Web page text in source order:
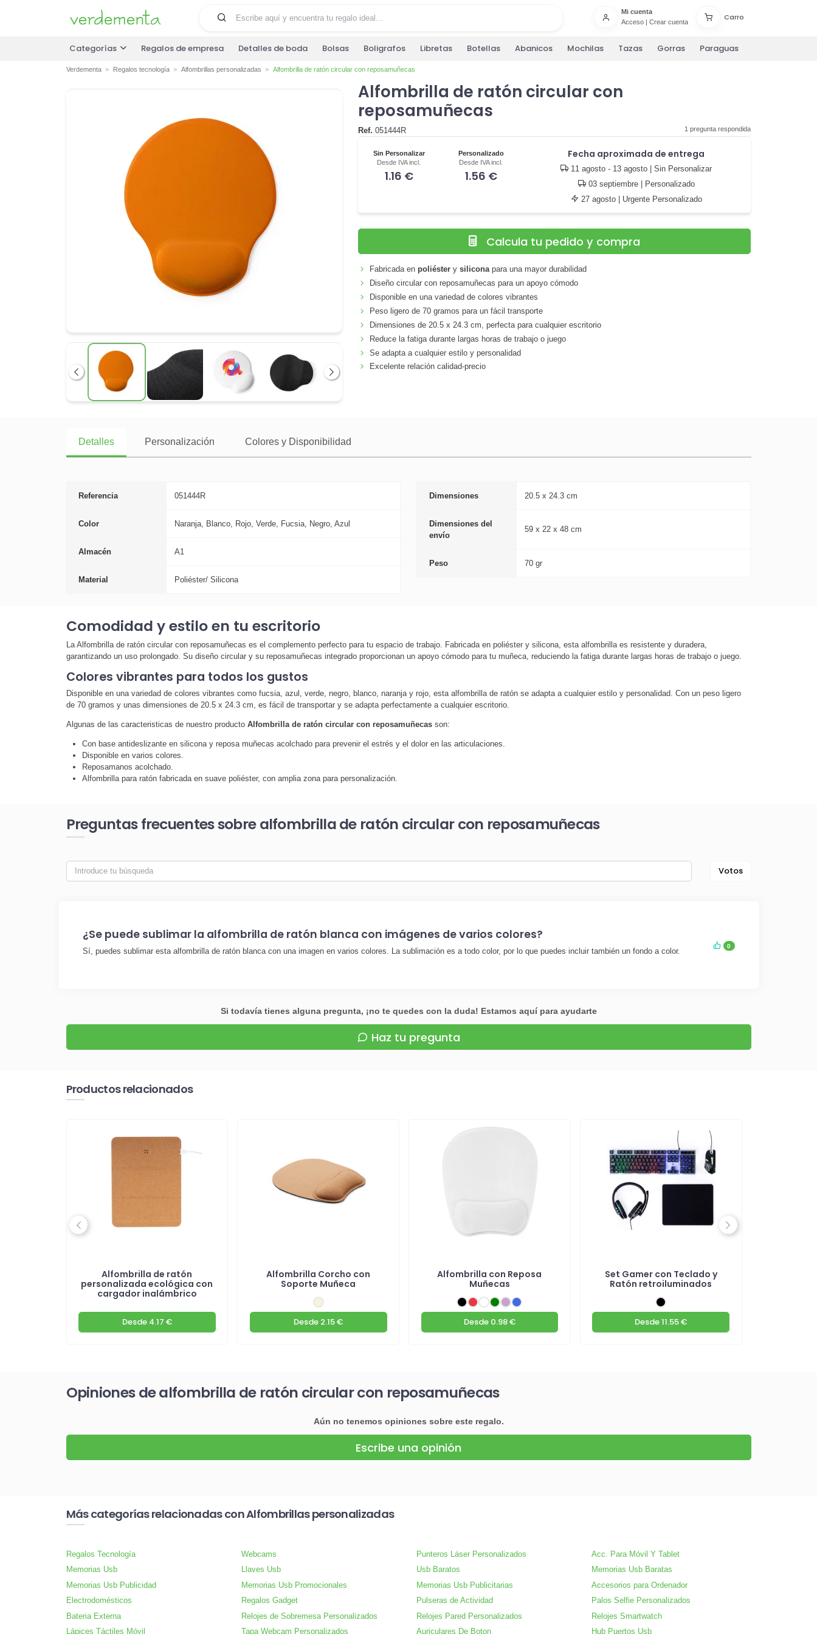
Mi cuenta
Acceso| Crear cuenta
Carro
Categorías Regalos de empresa Detalles de boda Bolsas Boligrafos Libretas Botellas Abanicos Mochilas Tazas Gorras Paraguas
Verdementa Regalos tecnología Alfombrillas personalizadas Alfombrilla de ratón circular con reposamuñecas
Anterior Siguiente
Alfombrilla de ratón circular con
reposamuñecas
Ref. 051444R 1 pregunta respondida
Sin Personalizar
Desde IVA incl.
1.16 €
Personalizado
Desde IVA incl.
1.56 €
Fecha aproximada de entrega
11 agosto - 13 agosto | Sin Personalizar
03 septiembre| Personalizado
27 agosto| Urgente Personalizado
Calcula tu pedido y compra
Fabricada en poliéster ysiliconapara una mayor durabilidad
Diseño circular con reposamuñecas para un apoyo cómodo
Disponible en una variedad de colores vibrantes
Peso ligero de 70 gramos para un fácil transporte
Dimensiones de 20.5 x 24.3 cm, perfecta para cualquier escritorio
Reduce la fatiga durante largas horas de trabajo o juego
Se adapta a cualquier estilo y personalidad
Excelente relación calidad-precio
Detalles Personalización Colores y Disponibilidad
Referencia 051444R
Color Naranja, Blanco, Rojo, Verde, Fucsia, Negro, Azul
Almacén A1
Material Poliéster/ Silicona
Dimensiones 20.5 x 24.3 cm
Dimensiones del
envío
59 x 22 x 48 cm
Peso 70 gr
Comodidad y estilo en tu escritorio
La Alfombrilla de ratón circular con reposamuñecas es el complemento perfecto para tu espacio de trabajo. Fabricada en poliéster y silicona, esta alfombrilla es resistente y duradera,
garantizando un uso prolongado. Su diseño circular y su reposamuñecas integrado proporcionan un apoyo cómodo para tu muñeca, reduciendo la fatiga durante largas horas de trabajo o juego.
Colores vibrantes para todos los gustos
Disponible en una variedad de colores vibrantes como fucsia, azul, verde, negro, blanco, naranja y rojo, esta alfombrilla de ratón se adapta a cualquier estilo y personalidad. Con un peso ligero
de 70 gramos y unas dimensiones de 20.5 x 24.3 cm, es fácil de transportar y se adapta perfectamente a cualquier escritorio.
Algunas de las caracteristicas de nuestro producto Alfombrilla de ratón circular con reposamuñecasson:
Con base antideslizante en silicona y reposa muñecas acolchado para prevenir el estrés y el dolor en las articulaciones.
Disponible en varios colores.
Reposamanos acolchado.
Alfombrilla para ratón fabricada en suave poliéster, con amplia zona para personalización.
Preguntas frecuentes sobre alfombrilla de ratón circular con reposamuñecas
Votos
¿Se puede sublimar la alfombrilla de ratón blanca con imágenes de varios colores?
Sí, puedes sublimar esta alfombrilla de ratón blanca con una imagen en varios colores. La sublimación es a todo color, por lo que puedes incluir también un fondo a color.
0
Si todavía tienes alguna pregunta, ¡no te quedes con la duda! Estamos aquí para ayudarte
Haz tu pregunta
Productos relacionados
Alfombrilla de ratón
personalizada ecológica con
cargador inalámbrico
Desde4.17 €
Alfombrilla Corcho con
Soporte Muñeca
Desde 2.15 €
Alfombrilla con Reposa
Muñecas
Desde0.98 €
Set Gamer con Teclado y
Ratón retroiluminados
Desde11.55 €
Previous Next
Opiniones de alfombrilla de ratón circular con reposamuñecas
Aún no tenemos opiniones sobre este regalo.
Escribe una opinión
Más categorías relacionadas con Alfombrillas personalizadas
Regalos Tecnología Webcams Punteros Láser Personalizados
Acc. Para Móvil Y Tablet
Memorias Usb
Llaves Usb Usb Baratos
Memorias Usb Baratas
Memorias Usb Publicidad
Memorias Usb Promocionales Memorias Usb Publicitarias
Accesorios para Ordenador
Electrodomésticos
Regalos Gadget Pulseras de Actividad
Palos Selfie Personalizados
Bateria Externa
Relojes de Sobremesa Personalizados Relojes Pared Personalizados
Relojes Smartwatch
Lápices Táctiles Móvil
Tapa Webcam Personalizados Auriculares De Boton Hub Puertos Usb